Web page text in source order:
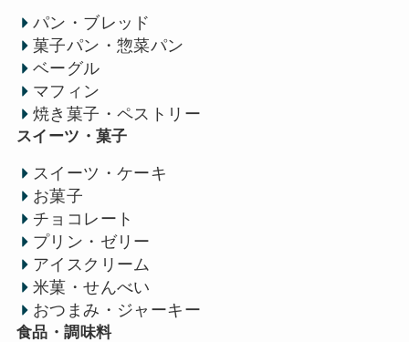
パン・ブレッド
菓子パン・惣菜パン
ベーグル
マフィン
焼き菓子・ペストリー
スイーツ・菓子
スイーツ・ケーキ
お菓子
チョコレート
プリン・ゼリー
アイスクリーム
米菓・せんべい
おつまみ・ジャーキー
食品・調味料